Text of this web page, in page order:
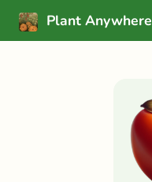
Plant Anywhere